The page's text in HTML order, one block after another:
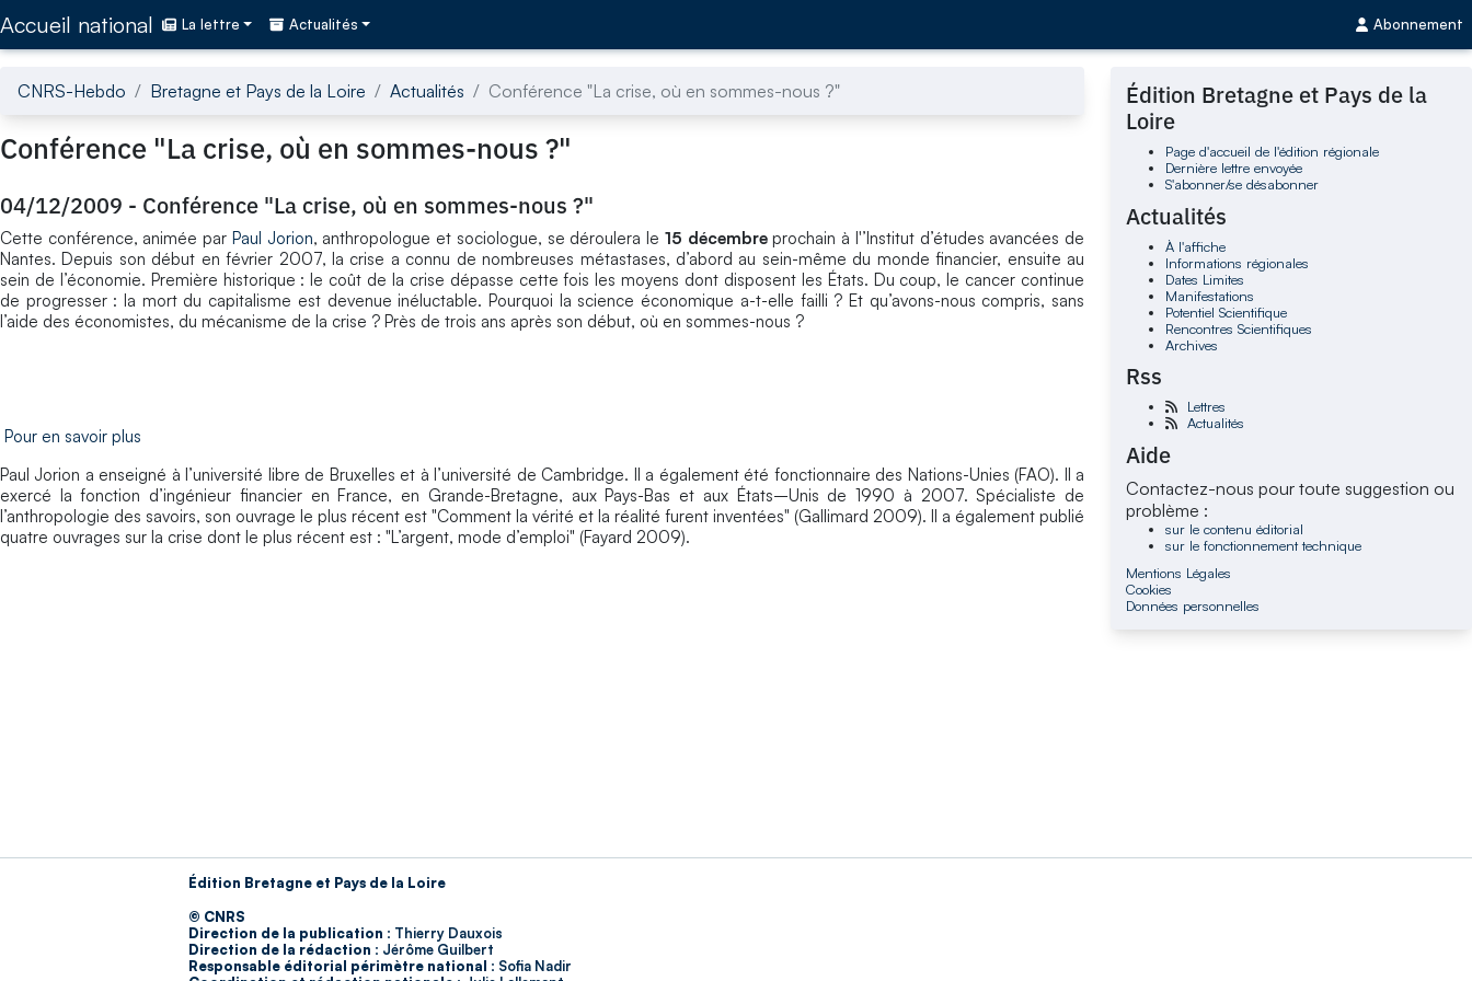
Accueil national La lettre Actualités Abonnement
CNRS-Hebdo Bretagne et Pays de la Loire Actualités Conférence "La crise, où en sommes-nous ?"
Conférence "La crise, où en sommes-nous ?"
04/12/2009 - Conférence "La crise, où en sommes-nous ?"
Cette conférence, animée par Paul Jorion, anthropologue et sociologue, se déroulera le 15 décembreprochain à l'’Institut d’études avancées de
Nantes. Depuis son début en février 2007, la crise a connu de nombreuses métastases, d’abord au sein-même du monde financier, ensuite au
sein de l’économie. Première historique : le coût de la crise dépasse cette fois les moyens dont disposent les États. Du coup, le cancer continue
de progresser : la mort du capitalisme est devenue inéluctable. Pourquoi la science économique a-t-elle failli ? Et qu’avons-nous compris, sans
l’aide des économistes, du mécanisme de la crise ? Près de trois ans après son début, où en sommes-nous ?
Pour en savoir plus
Paul Jorion a enseigné à l’université libre de Bruxelles et à l’université de Cambridge. Il a également été fonctionnaire des Nations-Unies (FAO). Il a
exercé la fonction d’ingénieur financier en France, en Grande-Bretagne, aux Pays-Bas et aux États–Unis de 1990 à 2007. Spécialiste de
l’anthropologie des savoirs, son ouvrage le plus récent est "Comment la vérité et la réalité furent inventées" (Gallimard 2009). Il a également publié
quatre ouvrages sur la crise dont le plus récent est : "L’argent, mode d’emploi" (Fayard 2009).
Édition Bretagne et Pays de la
Loire
Page d'accueil de l'édition régionale
Dernière lettre envoyée
S'abonner/se désabonner
Actualités
À l'affiche
Informations régionales
Dates Limites
Manifestations
Potentiel Scientifique
Rencontres Scientifiques
Archives
Rss
Lettres
Actualités
Aide
Contactez-nous pour toute suggestion ou
problème :
sur le contenu éditorial
sur le fonctionnement technique
Mentions Légales
Cookies
Données personnelles
Édition Bretagne et Pays de la Loire
© CNRS
Direction de la publication : Thierry Dauxois
Direction de la rédaction : Jérôme Guilbert
Responsable éditorial périmètre national : Sofia Nadir